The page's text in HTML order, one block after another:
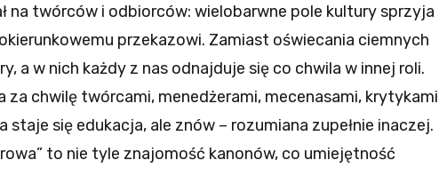
na twórców i odbiorców: wielobarwne pole kultury sprzyja
przekazowi. Zamiast oświecania ciemnych
a w nich każdy z nas odnajduje się co chwila w innej roli.
za chwilę twórcami, menedżerami, mecenasami, krytykami
staje się edukacja, ale znów – rozumiana zupełnie inaczej.
to nie tyle znajomość kanonów, co umiejętność